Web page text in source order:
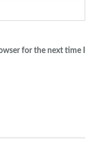
for the next time I